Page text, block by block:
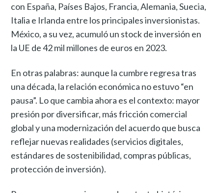
con España, Países Bajos, Francia, Alemania, Suecia,
Italia e Irlanda entre los principales inversionistas.
México, a su vez, acumuló un stock de inversión en
la UE de 42 mil millones de euros en 2023.
En otras palabras: aunque la cumbre regresa tras
una década, la relación económica no estuvo “en
pausa”. Lo que cambia ahora es el contexto: mayor
presión por diversificar, más fricción comercial
global y una modernización del acuerdo que busca
reflejar nuevas realidades (servicios digitales,
estándares de sostenibilidad, compras públicas,
protección de inversión).